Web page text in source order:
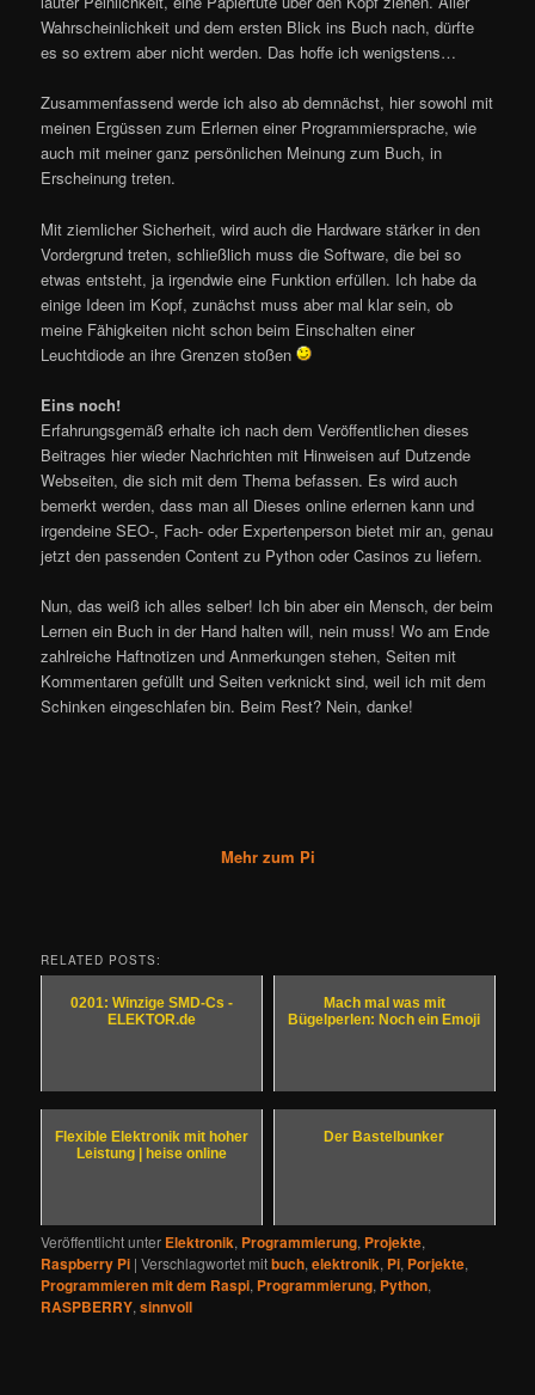
Wahrscheinlichkeit und dem ersten Blick ins Buch nach, dürfte
es so extrem aber nicht werden. Das hoffe ich wenigstens…
Zusammenfassend werde ich also ab demnächst, hier sowohl mit
meinen Ergüssen zum Erlernen einer Programmiersprache, wie
auch mit meiner ganz persönlichen Meinung zum Buch, in
Erscheinung treten.
Mit ziemlicher Sicherheit, wird auch die Hardware stärker in den
Vordergrund treten, schließlich muss die Software, die bei so
etwas entsteht, ja irgendwie eine Funktion erfüllen. Ich habe da
einige Ideen im Kopf, zunächst muss aber mal klar sein, ob
meine Fähigkeiten nicht schon beim Einschalten einer
Leuchtdiode an ihre Grenzen stoßen
Eins noch!
Erfahrungsgemäß erhalte ich nach dem Veröffentlichen dieses
Beitrages hier wieder Nachrichten mit Hinweisen auf Dutzende
Webseiten, die sich mit dem Thema befassen. Es wird auch
bemerkt werden, dass man all Dieses online erlernen kann und
irgendeine SEO-, Fach- oder Expertenperson bietet mir an, genau
jetzt den passenden Content zu Python oder Casinos zu liefern.
Nun, das weiß ich alles selber! Ich bin aber ein Mensch, der beim
Lernen ein Buch in der Hand halten will, nein muss! Wo am Ende
zahlreiche Haftnotizen und Anmerkungen stehen, Seiten mit
Kommentaren gefüllt und Seiten verknickt sind, weil ich mit dem
Schinken eingeschlafen bin. Beim Rest? Nein, danke!
Mehr zum Pi
RELATED POSTS:
0201: Winzige SMD-Cs -
ELEKTOR.de
Mach mal was mit
Bügelperlen: Noch ein Emoji
Flexible Elektronik mit hoher
Leistung | heise online
Der Bastelbunker
Veröffentlicht unter Elektronik, Programmierung, Projekte,
Raspberry Pi |Verschlagwortet mitbuch,elektronik, Pi, Porjekte,
Programmieren mit dem Raspi, Programmierung, Python,
RASPBERRY,sinnvoll